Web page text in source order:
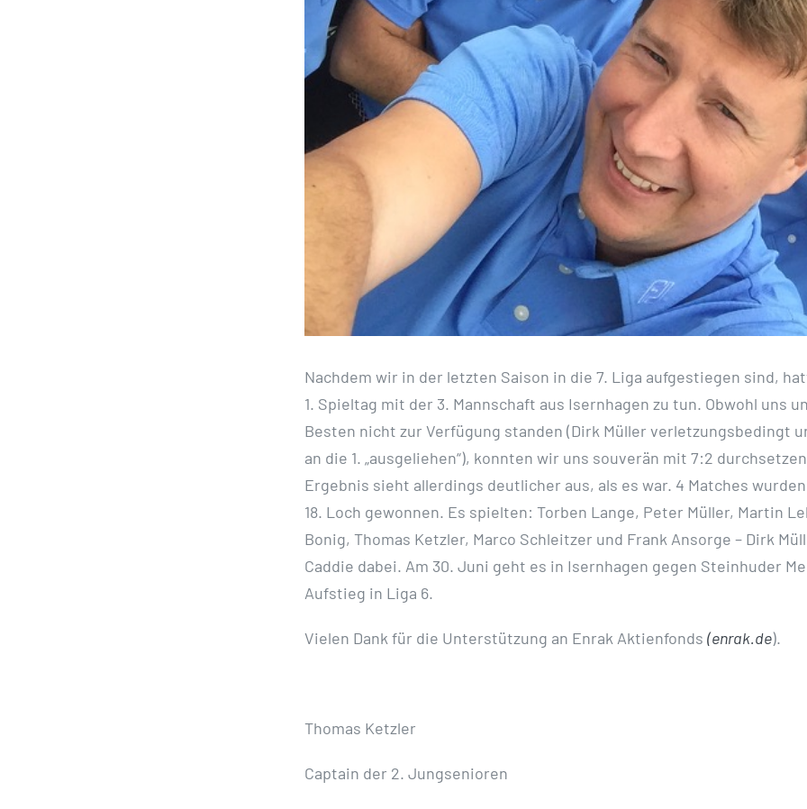
Nachdem wir in der letzten Saison in die 7. Liga aufgestiegen sind,
1. Spieltag mit der 3. Mannschaft aus Isernhagen zu tun. Obwohl uns
Besten nicht zur Verfügung standen (Dirk Müller verletzungsbedingt
an die 1. „ausgeliehen“), konnten wir uns souverän mit 7:2
Ergebnis sieht allerdings deutlicher aus, als es war. 4 Matches
18. Loch gewonnen. Es spielten: Torben Lange, Peter Müller, Martin
Bonig, Thomas Ketzler, Marco Schleitzer und Frank Ansorge – Dirk
Caddie dabei. Am 30. Juni geht es in Isernhagen gegen Steinhuder
Aufstieg in Liga 6.
Vielen Dank für die Unterstützung an Enrak Aktienfonds (enrak.de).
Thomas Ketzler
Captain der 2. Jungsenioren